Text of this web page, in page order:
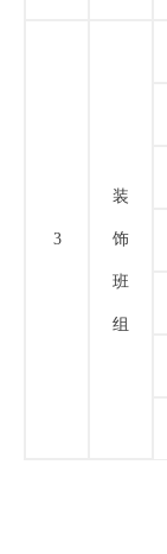
3
装
饰
班
组